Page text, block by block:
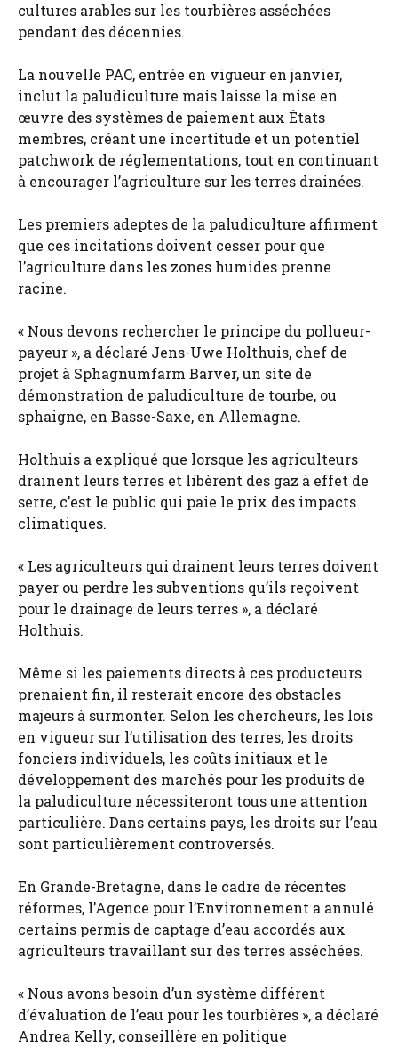
cultures arables sur les tourbières asséchées
pendant des décennies.
La nouvelle PAC, entrée en vigueur en janvier,
inclut la paludiculture mais laisse la mise en
œuvre des systèmes de paiement aux États
membres, créant une incertitude et un potentiel
patchwork de réglementations, tout en continuant
à encourager l’agriculture sur les terres drainées.
Les premiers adeptes de la paludiculture affirment
que ces incitations doivent cesser pour que
l’agriculture dans les zones humides prenne
racine.
« Nous devons rechercher le principe du pollueur-
payeur », a déclaré Jens-Uwe Holthuis, chef de
projet à Sphagnumfarm Barver, un site de
démonstration de paludiculture de tourbe, ou
sphaigne, en Basse-Saxe, en Allemagne.
Holthuis a expliqué que lorsque les agriculteurs
drainent leurs terres et libèrent des gaz à effet de
serre, c’est le public qui paie le prix des impacts
climatiques.
« Les agriculteurs qui drainent leurs terres doivent
payer ou perdre les subventions qu’ils reçoivent
pour le drainage de leurs terres », a déclaré
Holthuis.
Même si les paiements directs à ces producteurs
prenaient fin, il resterait encore des obstacles
majeurs à surmonter. Selon les chercheurs, les lois
en vigueur sur l’utilisation des terres, les droits
fonciers individuels, les coûts initiaux et le
développement des marchés pour les produits de
la paludiculture nécessiteront tous une attention
particulière. Dans certains pays, les droits sur l’eau
sont particulièrement controversés.
En Grande-Bretagne, dans le cadre de récentes
réformes, l’Agence pour l’Environnement a annulé
certains permis de captage d’eau accordés aux
agriculteurs travaillant sur des terres asséchées.
« Nous avons besoin d’un système différent
d’évaluation de l’eau pour les tourbières », a déclaré
Andrea Kelly, conseillère en politique